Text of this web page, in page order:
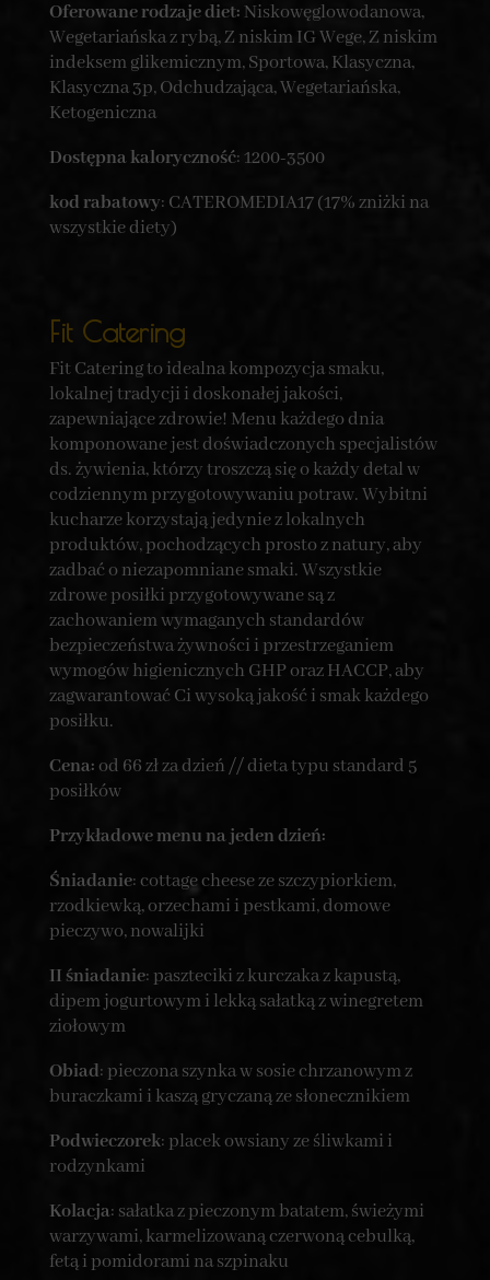
Oferowane rodzaje diet: Niskowęglowodanowa,
Wegetariańska z rybą, Z niskim IG Wege, Z niskim
indeksem glikemicznym, Sportowa, Klasyczna,
Klasyczna 3p, Odchudzająca, Wegetariańska,
Ketogeniczna
Dostępna kaloryczność: 1200-3500
kod rabatowy: CATEROMEDIA17 (17% zniżki na
wszystkie diety)
Fit Catering
Fit Catering to idealna kompozycja smaku,
lokalnej tradycji i doskonałej jakości,
zapewniające zdrowie! Menu każdego dnia
komponowane jest doświadczonych specjalistów
ds. żywienia, którzy troszczą się o każdy detal w
codziennym przygotowywaniu potraw. Wybitni
kucharze korzystają jedynie z lokalnych
produktów, pochodzących prosto z natury, aby
zadbać o niezapomniane smaki. Wszystkie
zdrowe posiłki przygotowywane są z
zachowaniem wymaganych standardów
bezpieczeństwa żywności i przestrzeganiem
wymogów higienicznych GHP oraz HACCP, aby
zagwarantować Ci wysoką jakość i smak każdego
posiłku.
Cena: od 66 zł za dzień // dieta typu standard 5
posiłków
Przykładowe menu na jeden dzień:
Śniadanie: cottage cheese ze szczypiorkiem,
rzodkiewką, orzechami i pestkami, domowe
pieczywo, nowalijki
II śniadanie: paszteciki z kurczaka z kapustą,
dipem jogurtowym i lekką sałatką z winegretem
ziołowym
Obiad: pieczona szynka w sosie chrzanowym z
buraczkami i kaszą gryczaną ze słonecznikiem
Podwieczorek: placek owsiany ze śliwkami i
rodzynkami
Kolacja: sałatka z pieczonym batatem, świeżymi
warzywami, karmelizowaną czerwoną cebulką,
fetą i pomidorami na szpinaku